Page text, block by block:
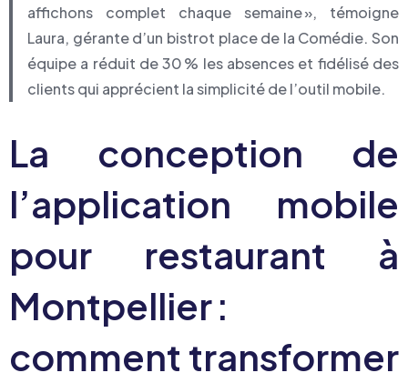
affichons complet chaque semaine », témoigne
Laura, gérante d’un bistrot place de la Comédie. Son
équipe a réduit de 30 % les absences et fidélisé des
clients qui apprécient la simplicité de l’outil mobile.
La conception de
l’application mobile
pour restaurant à
Montpellier :
comment transformer